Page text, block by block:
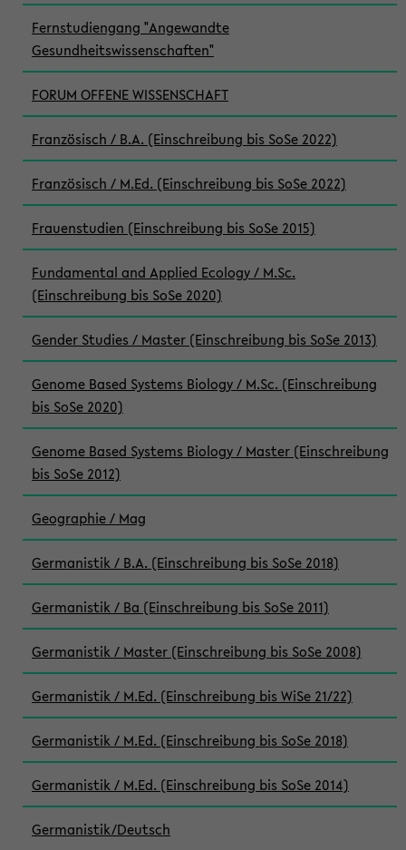
Fernstudiengang "Angewandte
Gesundheitswissenschaften"
FORUM OFFENE WISSENSCHAFT
Französisch / B.A. (Einschreibung bis SoSe 2022)
Französisch / M.Ed. (Einschreibung bis SoSe 2022)
Frauenstudien (Einschreibung bis SoSe 2015)
Fundamental and Applied Ecology / M.Sc.
(Einschreibung bis SoSe 2020)
Gender Studies / Master (Einschreibung bis SoSe 2013)
Genome Based Systems Biology / M.Sc. (Einschreibung
bis SoSe 2020)
Genome Based Systems Biology / Master (Einschreibung
bis SoSe 2012)
Geographie / Mag
Germanistik / B.A. (Einschreibung bis SoSe 2018)
Germanistik / Ba (Einschreibung bis SoSe 2011)
Germanistik / Master (Einschreibung bis SoSe 2008)
Germanistik / M.Ed. (Einschreibung bis WiSe 21/22)
Germanistik / M.Ed. (Einschreibung bis SoSe 2018)
Germanistik / M.Ed. (Einschreibung bis SoSe 2014)
Germanistik/Deutsch